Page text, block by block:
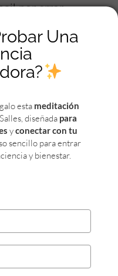
por error,
con nosotros y
todos sus
ni hacer
en ellos figuren,
derivarse.
comunicaciones
actividades,
actividades,
postal, fax,
otro medio
Una
esta meditación
diseñada para
yconectar con tu
sencillo para entrar
y bienestar.